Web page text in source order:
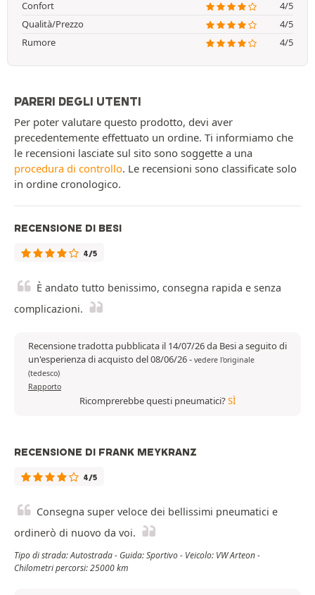
Confort
4/5
Qualità/Prezzo
4/5
Rumore
4/5
PARERI DEGLI UTENTI
Per poter valutare questo prodotto, devi aver
precedentemente effettuato un ordine. Ti informiamo che
le recensioni lasciate sul sito sono soggette a una
procedura di controllo. Le recensioni sono classificate solo
in ordine cronologico.
RECENSIONE DI BESI
4/5
È andato tutto benissimo, consegna rapida e senza
complicazioni.
Recensione tradotta pubblicata il 14/07/26 da Besi a seguito di
un'esperienza di acquisto del 08/06/26- vedere l'originale
(tedesco)
Rapporto
Ricomprerebbe questi pneumatici?SÌ
RECENSIONE DI FRANK MEYKRANZ
4/5
Consegna super veloce dei bellissimi pneumatici e
ordinerò di nuovo da voi.
Tipo di strada: Autostrada - Guida: Sportivo - Veicolo: VW Arteon -
Chilometri percorsi: 25000 km